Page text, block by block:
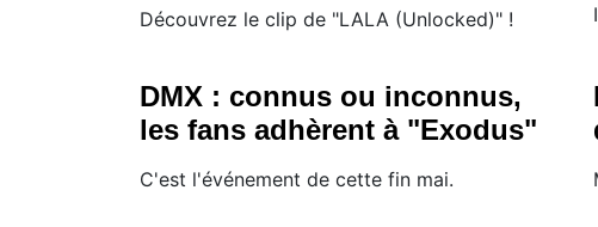
Découvrez le clip de "LALA (Unlocked)" !
DMX : connus ou inconnus,
les fans adhèrent à "Exodus"
C'est l'événement de cette fin mai.